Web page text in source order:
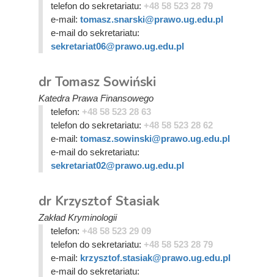
telefon do sekretariatu: +48 58 523 28 79
e-mail: tomasz.snarski@prawo.ug.edu.pl
e-mail do sekretariatu:
sekretariat06@prawo.ug.edu.pl
dr Tomasz Sowiński
Katedra Prawa Finansowego
telefon: +48 58 523 28 63
telefon do sekretariatu: +48 58 523 28 62
e-mail: tomasz.sowinski@prawo.ug.edu.pl
e-mail do sekretariatu:
sekretariat02@prawo.ug.edu.pl
dr Krzysztof Stasiak
Zakład Kryminologii
telefon: +48 58 523 29 09
telefon do sekretariatu: +48 58 523 28 79
e-mail: krzysztof.stasiak@prawo.ug.edu.pl
e-mail do sekretariatu: